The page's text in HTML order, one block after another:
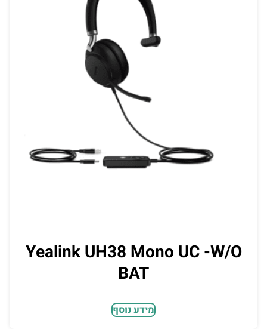
Yealink UH38 Mono UC -W/O
BAT
מידע נוסף